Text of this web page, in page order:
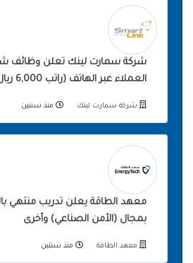
شركة سمارت لينك تعلن وظائف
العملاء عبر الهاتف (راتب 6,000 ريال)
شركة سمارت لينك منذ سنتين
معهد الطاقة يعلن تدريب منتهي
بمجال (الأمن الصناعي) وأخرى
معهد الطاقة منذ سنتين